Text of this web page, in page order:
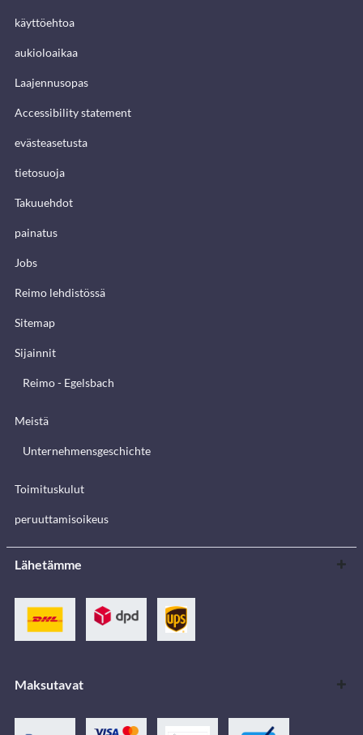
käyttöehtoa
aukioloaikaa
Laajennusopas
Accessibility statement
evästeasetusta
tietosuoja
Takuuehdot
painatus
Jobs
Reimo lehdistössä
Sitemap
Sijainnit
Reimo - Egelsbach
Meistä
Unternehmensgeschichte
Toimituskulut
peruuttamisoikeus
Lähetämme
Maksutavat